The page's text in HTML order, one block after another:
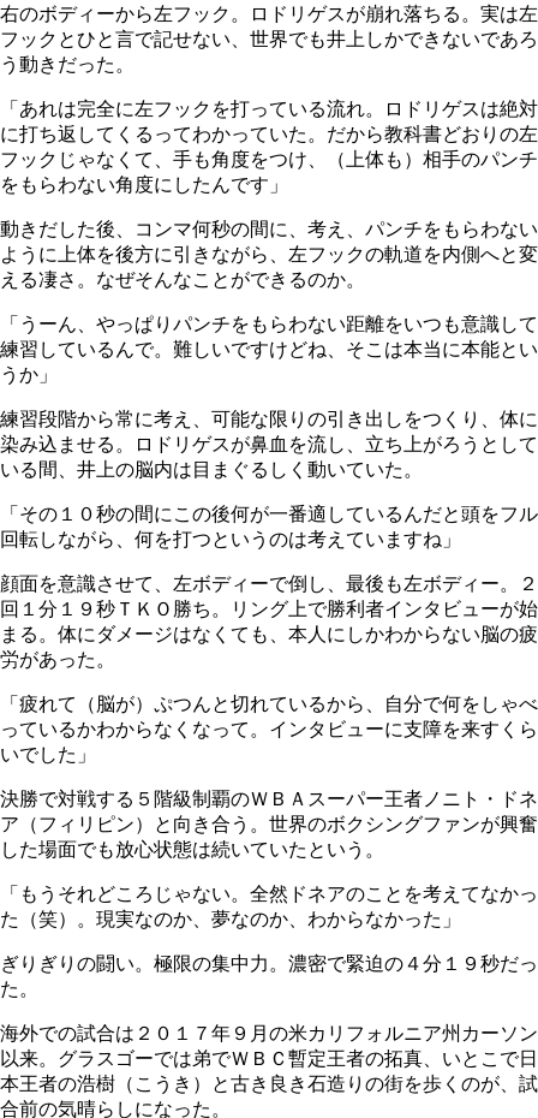
右のボディーから左フック。ロドリゲスが崩れ落ちる。実は左
フックとひと言で記せない、世界でも井上しかできないであろ
う動きだった。
「あれは完全に左フックを打っている流れ。ロドリゲスは絶対
に打ち返してくるってわかっていた。だから教科書どおりの左
フックじゃなくて、手も角度をつけ、（上体も）相手のパンチ
をもらわない角度にしたんです」
動きだした後、コンマ何秒の間に、考え、パンチをもらわない
ように上体を後方に引きながら、左フックの軌道を内側へと変
える凄さ。なぜそんなことができるのか。
「うーん、やっぱりパンチをもらわない距離をいつも意識して
練習しているんで。難しいですけどね、そこは本当に本能とい
うか」
練習段階から常に考え、可能な限りの引き出しをつくり、体に
染み込ませる。ロドリゲスが鼻血を流し、立ち上がろうとして
いる間、井上の脳内は目まぐるしく動いていた。
「その１０秒の間にこの後何が一番適しているんだと頭をフル
回転しながら、何を打つというのは考えていますね」
顔面を意識させて、左ボディーで倒し、最後も左ボディー。２
回１分１９秒ＴＫＯ勝ち。リング上で勝利者インタビューが始
まる。体にダメージはなくても、本人にしかわからない脳の疲
労があった。
「疲れて（脳が）ぷつんと切れているから、自分で何をしゃべ
っているかわからなくなって。インタビューに支障を来すくら
いでした」
決勝で対戦する５階級制覇のＷＢＡスーパー王者ノニト・ドネ
ア（フィリピン）と向き合う。世界のボクシングファンが興奮
した場面でも放心状態は続いていたという。
「もうそれどころじゃない。全然ドネアのことを考えてなかっ
た（笑）。現実なのか、夢なのか、わからなかった」
ぎりぎりの闘い。極限の集中力。濃密で緊迫の４分１９秒だっ
た。
海外での試合は２０１７年９月の米カリフォルニア州カーソン
以来。グラスゴーでは弟でＷＢＣ暫定王者の拓真、いとこで日
本王者の浩樹（こうき）と古き良き石造りの街を歩くのが、試
合前の気晴らしになった。